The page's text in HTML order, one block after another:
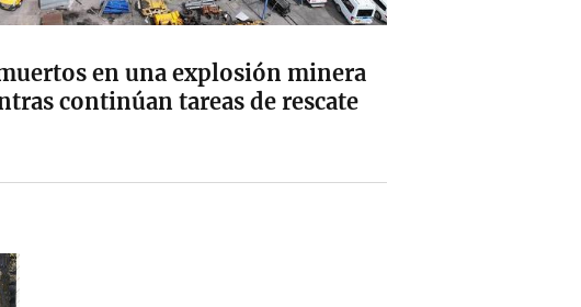
en una explosión minera
continúan tareas de rescate